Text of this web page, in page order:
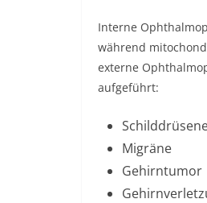
Interne
während
externe
aufgeführt:
Migräne
Gehirntumor